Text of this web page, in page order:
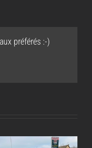
préférés :-)